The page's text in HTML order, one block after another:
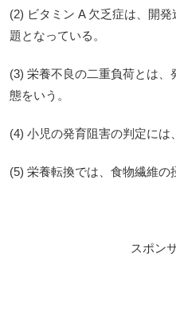
(2) ビタミン A 欠乏症は、開
題となっている。
(3) 栄養不良の二重負荷とは
態をいう。
(4) 小児の発育阻害の判定には
(5) 栄養転換では、食物繊維の
スポン